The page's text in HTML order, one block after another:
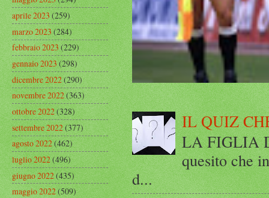
IL QUIZ
LA FIGLIA
quesito che
d...
aprile 2023(259)
marzo 2023(284)
febbraio 2023(229)
gennaio 2023(298)
dicembre 2022(290)
novembre 2022(363)
ottobre 2022(328)
settembre 2022(377)
agosto 2022(462)
luglio 2022(496)
giugno 2022(435)
maggio 2022(509)